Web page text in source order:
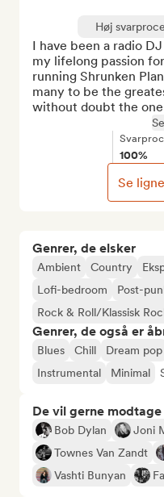
Genrer, de elsker
Ambient Country
Lofi-bedroom
Post-
Rock & Roll/Klassisk
Genrer, de også er
Blues Chill Dream pop
Instrumental
Minimal
De vil gerne
Bob Dylan Joni
Townes Van Zandt
Vashti Bunyan
Høj
I have been a radio
my lifelong passion
running Shrunken
many to be the
without doubt the
100%
Se